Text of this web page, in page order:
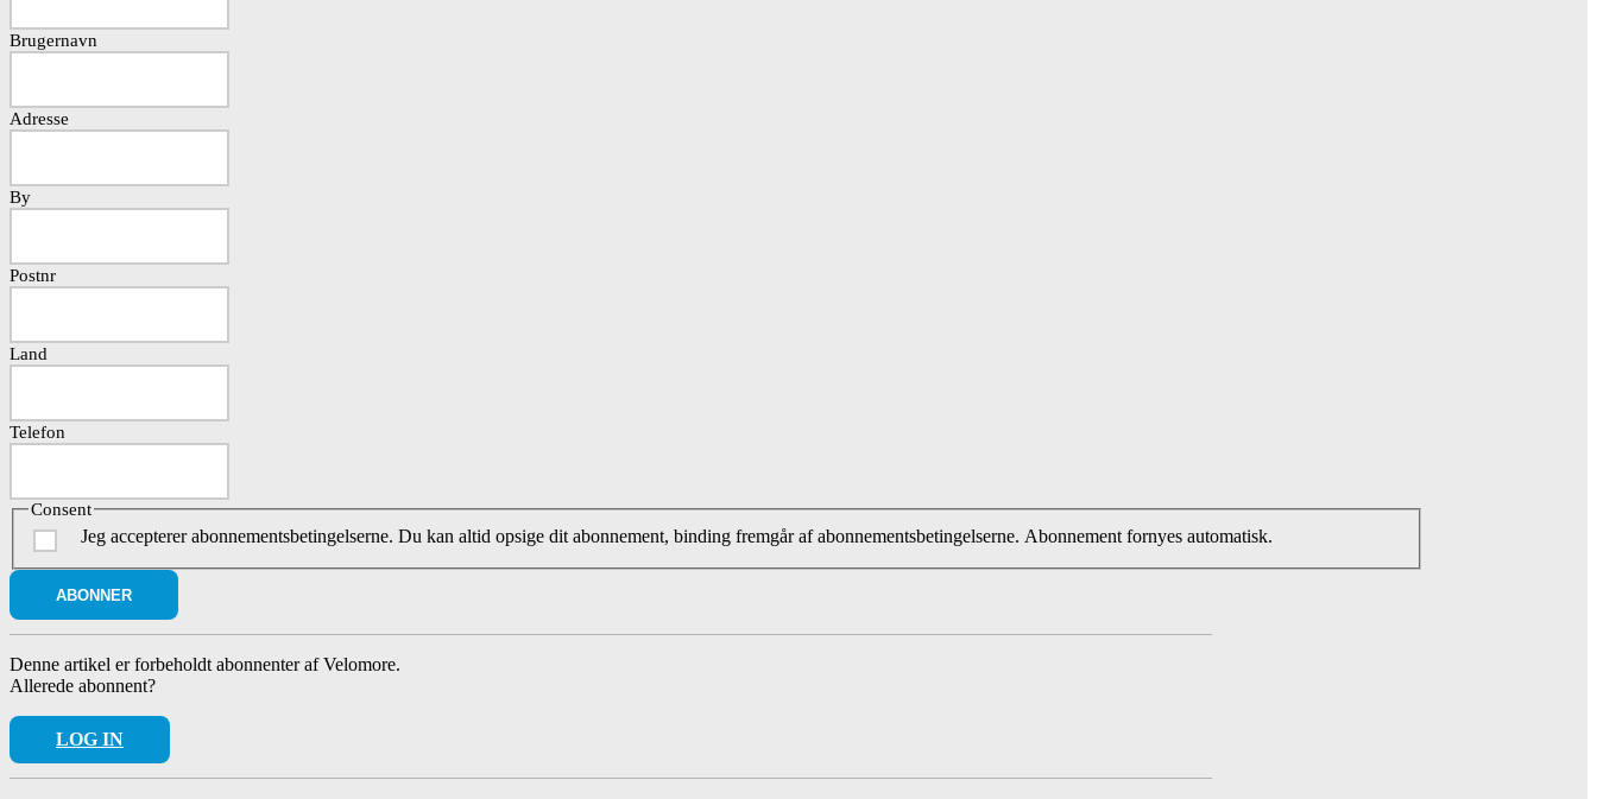
Brugernavn
Adresse
By
Postnr
Land
Telefon
Consent
Jeg accepterer abonnementsbetingelserne. Du kan altid opsige dit abonnement, binding fremgår af abonnementsbetingelserne. Abonnement fornyes automatisk.
Denne artikel er forbeholdt abonnenter af Velomore.
Allerede abonnent?
LOG IN